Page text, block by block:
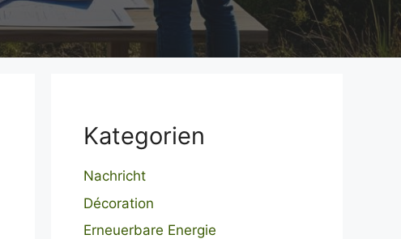
Kategorien
Nachricht
Décoration
Erneuerbare Energie